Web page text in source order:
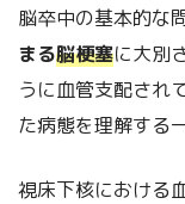
脳卒中の基本的な
まる脳梗塞に大別
うに血管支配され
た病態を理解する
視床下核における